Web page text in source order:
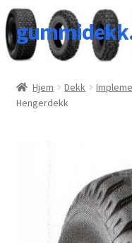
Hopp
til
navigasjon
Hopp
til
innhold
Hjem Dekk
Hengerdekk